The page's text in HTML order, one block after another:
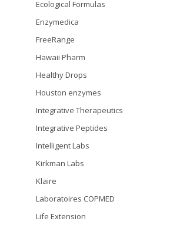
Ecological Formulas
Enzymedica
FreeRange
Hawaii Pharm
Healthy Drops
Houston enzymes
Integrative Therapeutics
Integrative Peptides
Intelligent Labs
Kirkman Labs
Klaire
Laboratoires COPMED
Life Extension